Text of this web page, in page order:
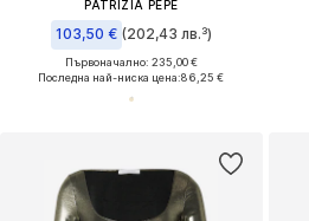
PATRIZIA PEPE
103,50 € (202,43 лв.³)
Първоначално: 235,00 €
Последна най-ниска цена:86,25 €